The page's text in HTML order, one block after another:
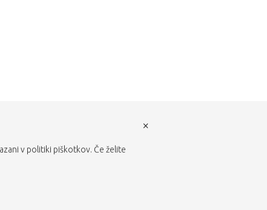
v politiki piškotkov. Če želite
×